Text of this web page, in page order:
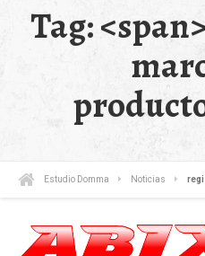
Tag:
Estudio Domma Noticias